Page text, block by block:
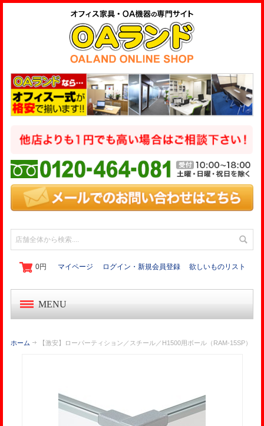
0円 マイページ ログイン・新規会員登録 欲しいものリスト
MENU
起業家セット
ホーム 【激安】ローパーティション／スチール／H1500用ボール（RAM-15SP）